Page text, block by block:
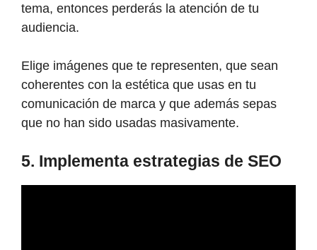
tema, entonces perderás la atención de tu
audiencia.
Elige imágenes que te representen, que sean
coherentes con la estética que usas en tu
comunicación de marca y que además sepas
que no han sido usadas masivamente.
5. Implementa estrategias de SEO